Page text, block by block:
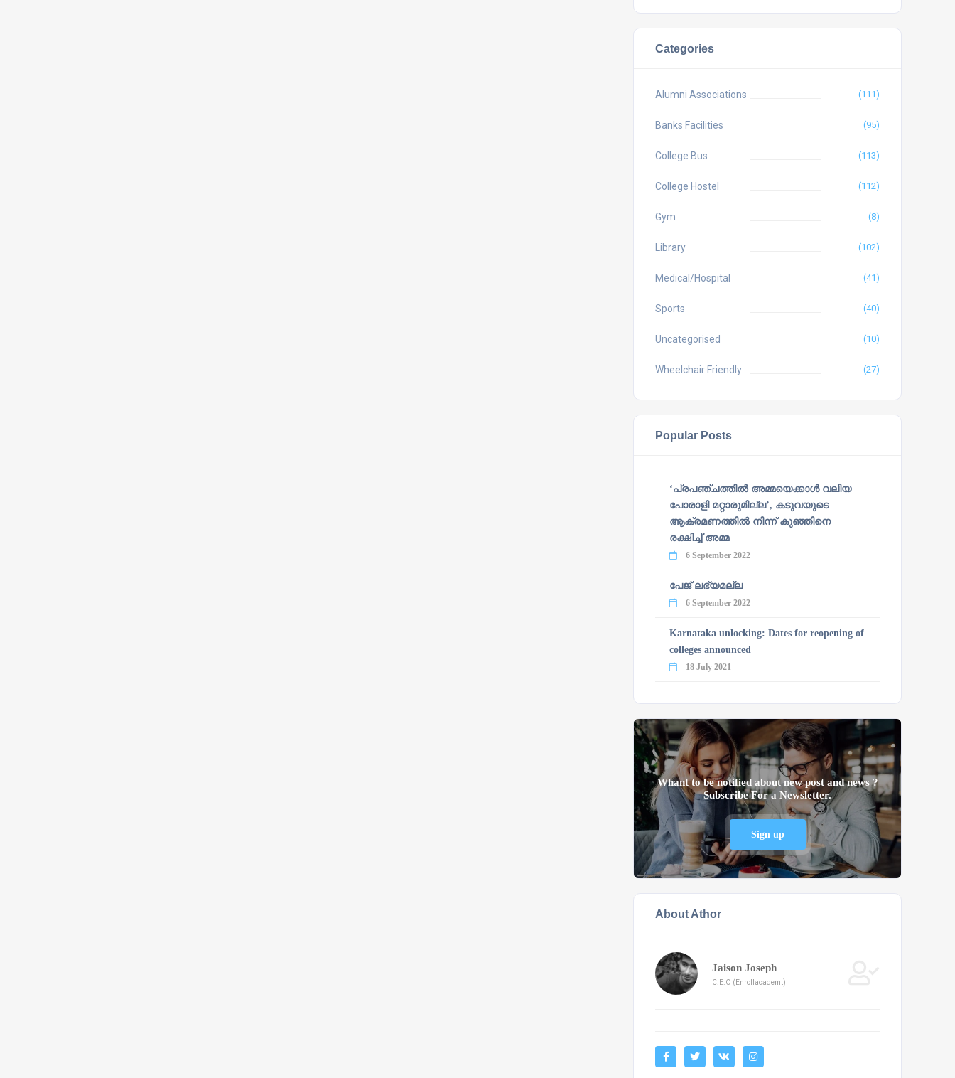
Categories
Alumni Associations (111)
Banks Facilities (95)
College Bus (113)
College Hostel (112)
Gym (8)
Library (102)
Medical/Hospital (41)
Sports (40)
Uncategorised (10)
Wheelchair Friendly (27)
Popular Posts
‘പ്രപഞ്ചത്തില്‍ അമ്മയെക്കാള്‍ വലിയ
പോരാളി മറ്റാരുമില്ല’, കടുവയുടെ
ആക്രമണത്തില്‍ നിന്ന് കുഞ്ഞിനെ
രക്ഷിച്ച് അമ്മ
6 September 2022
പേജ് ലഭ്യമല്ല
6 September 2022
Karnataka unlocking: Dates for reopening of
colleges announced
18 July 2021
Whant to be notified about new post and news ?
Subscribe For a Newsletter.
Sign up
About Athor
Jaison Joseph
C.E.O (Enrollacademt)